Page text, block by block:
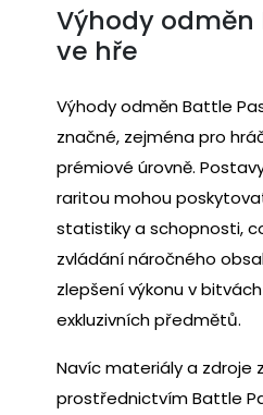
Výhody odměn
ve hře
Výhody odměn Battle
značné, zejména pro
prémiové úrovně.
raritou mohou
statistiky a schopnosti,
zvládání náročného
zlepšení výkonu v
exkluzivních předmětů.
Navíc materiály a zdroje
prostřednictvím Battle